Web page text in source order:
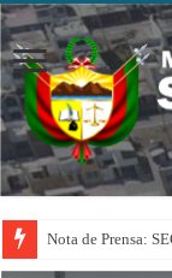
Nota de Prensa: